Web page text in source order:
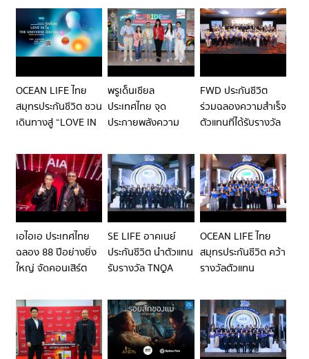
2026”
ชาติ ครั้งที่ 43 (43RD
TNQA) ติดต่อกันเป็น
ปีที่ 19
จากงานมอบรางวัล
“คุณวุฒิตัวแทนยอด
เยี่ยมแห่งชาติ ครั้งที่
26 ประจำปี 2569”
OCEAN LIFE ไทย
สมุทรประกันชีวิต ชวน
เดินทางสู่ “LOVE IN
ที่สุดในจักรวาล”
นิทรรศการ
IMMERSIVE LOVE
EXPERIENCE สำรวจ
ความหมายใหม่ที่ลึก
ซึ้งกว่าเดิม
พรูเด็นเชียล
ประเทศไทย จุด
ประกายพลังความ
ทุกคนมีคุณค่า
FWD ประกันชีวิต
ร่วมฉลองความสำเร็จ
ตัวแทนที่ได้รับรางวัล
แห่งชาติ(TNQA) ครั้ง
ที่ 43
เอไอเอ ประเทศไทย
ฉลอง 88 ปีอย่างยิ่ง
ใหญ่ จัดคอนเสิร์ต
88TH
ANNIVERSARY
CONCERT: LET IT
LIVE | LAST |
SE LIFE อาคเนย์
ประกันชีวิต นำตัวแทน
รับรางวัล TNQA
แห่งชาติ ประจำปี
2569
OCEAN LIFE ไทย
สมุทรประกันชีวิต คว้า
รางวัลตัวแทน
ชาติ (TNQA) ครั้งที่
43 ต่อเนื่องทั้ง 25 ปี
และ 20 ปี